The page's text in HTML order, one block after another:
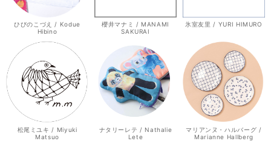
ひびのこづえ / Kodue
Hibino
櫻井マナミ / MANAMI
SAKURAI
氷室友里 / YURI HIMURO
松尾ミユキ / Miyuki
Matsuo
ナタリーレテ / Nathalie
Lete
マリアンヌ・ハルバーグ /
Marianne Hallberg